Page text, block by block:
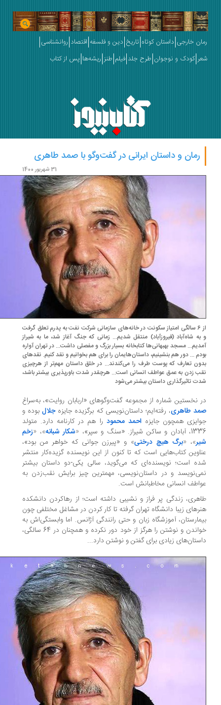
خارجی داستان کوتاه تاریخ دین و فلسفه اقتصاد روانشناسی
کودک و نوجوان طرح جلد فیلم طنز ریشه‌ها پس از کتاب
رمان و داستان ایرانی در گفت‌وگو با صمد طاهری
از 6 سالگی امتیاز سکونت در خانه‌های سازمانی شرکت نفت به پدرم تعلق گرفت
شاه‌آباد (فیروزآباد) منتقل شدیم... زمانی که جنگ آغاز شد، ما به شیراز
مسجد بهبهانی‌ها کتابخانه بسیار بزرگ و مفصلی داشت... در تهران آواره
... دور هم بنشینیم، داستان‌هایمان را برای هم بخوانیم و نقد کنیم. نقدهای
تعارف که پوست طرف را می‌کندند... در خلق داستان مهم‌تر از هرچیزی
زدن به عمق عواطف انسانی است... هرچقدر شدت باورپذیری بیشتر باشد،
تاثیرگذاری داستان بیشتر می‌شود
نخستین شماره از مجموعه گفت‌وگوهای «اربابان روایت»، به‌سراغ
طاهری، رفته‌ایم؛ داستان‌نویسی که برگزیده جایزه جلالبوده و
همچون جایزه احمد محمود را هم در کارنامه دارد. متولد
«شکار شبانه» ،«زخم
،«برگ هیچ درختی »و «پیرزن جوانی که خواهر من بود»،
کتاب‌هایی است که تا کنون از این نویسنده گزیده‌کار منتشر
است؛ نویسنده‌ای که می‌گوید، سالی یکی-دو داستان بیشتر
و در داستان‌نویسی، مهمترین چیز برایش نقب‌زدن به
انسانی مخاطبانش است.
زندگی پر فراز و نشیبی داشته است؛ از رهاکردن دانشکده
زیبا دانشگاه تهران گرفته تا کار کردن در مشاغل مختلفی چون
آموزشگاه زبان و حتی رانندگی آژانس. اما وابستگی‌اش به
خواندن و نوشتن را هرگز از خود دور نکرده و همچنان در 64 سالگی،
زیادی برای گفتن و نوشتن دارد...